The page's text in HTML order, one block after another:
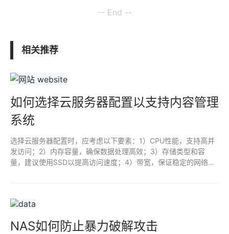
-- End --
相关推荐
如何选择云服务器配置以支持内容管理
系统
选择云服务器配置时，应考虑以下要素：1）CPU性能，支持高并
发访问；2）内存容量，确保数据处理高效；3）存储类型和容
量，建议使用SSD以提高访问速度；4）带宽，保证稳定的网络连
NAS如何防止暴力破解攻击